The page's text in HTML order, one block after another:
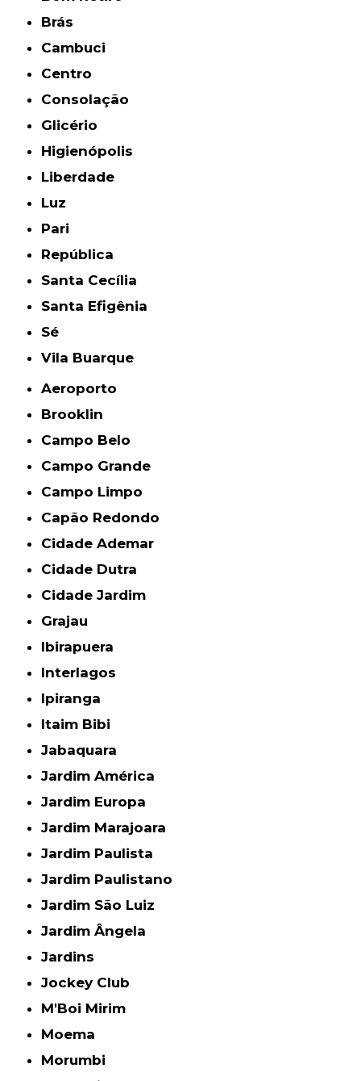
Brás
Cambuci
Centro
Consolação
Glicério
Higienópolis
Liberdade
Luz
Pari
República
Santa Cecília
Santa Efigênia
Sé
Vila Buarque
Aeroporto
Brooklin
Campo Belo
Campo Grande
Campo Limpo
Capão Redondo
Cidade Ademar
Cidade Dutra
Cidade Jardim
Grajau
Ibirapuera
Interlagos
Ipiranga
Itaim Bibi
Jabaquara
Jardim América
Jardim Europa
Jardim Marajoara
Jardim Paulista
Jardim Paulistano
Jardim São Luiz
Jardim Ângela
Jardins
Jockey Club
M'Boi Mirim
Moema
Morumbi